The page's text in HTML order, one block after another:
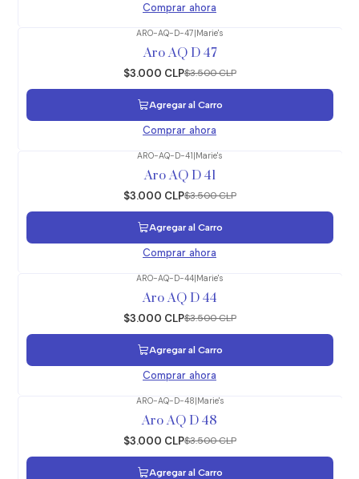
Comprar ahora
ARO-AQ-D-47|Marie's
Aro AQ D 47
$3.000 CLP$3.500 CLP
Agregar al Carro
Comprar ahora
ARO-AQ-D-41 Marie's
Aro AQ D 41
$3.000 CLP$3.500 CLP
Agregar al Carro
Comprar ahora
ARO-AQ-D-44 Marie's
Aro AQ D 44
$3.000 CLP$3.500 CLP
Agregar al Carro
Comprar ahora
ARO-AQ-D-48 Marie's
Aro AQ D 48
$3.000 CLP$3.500 CLP
Agregar al Carro